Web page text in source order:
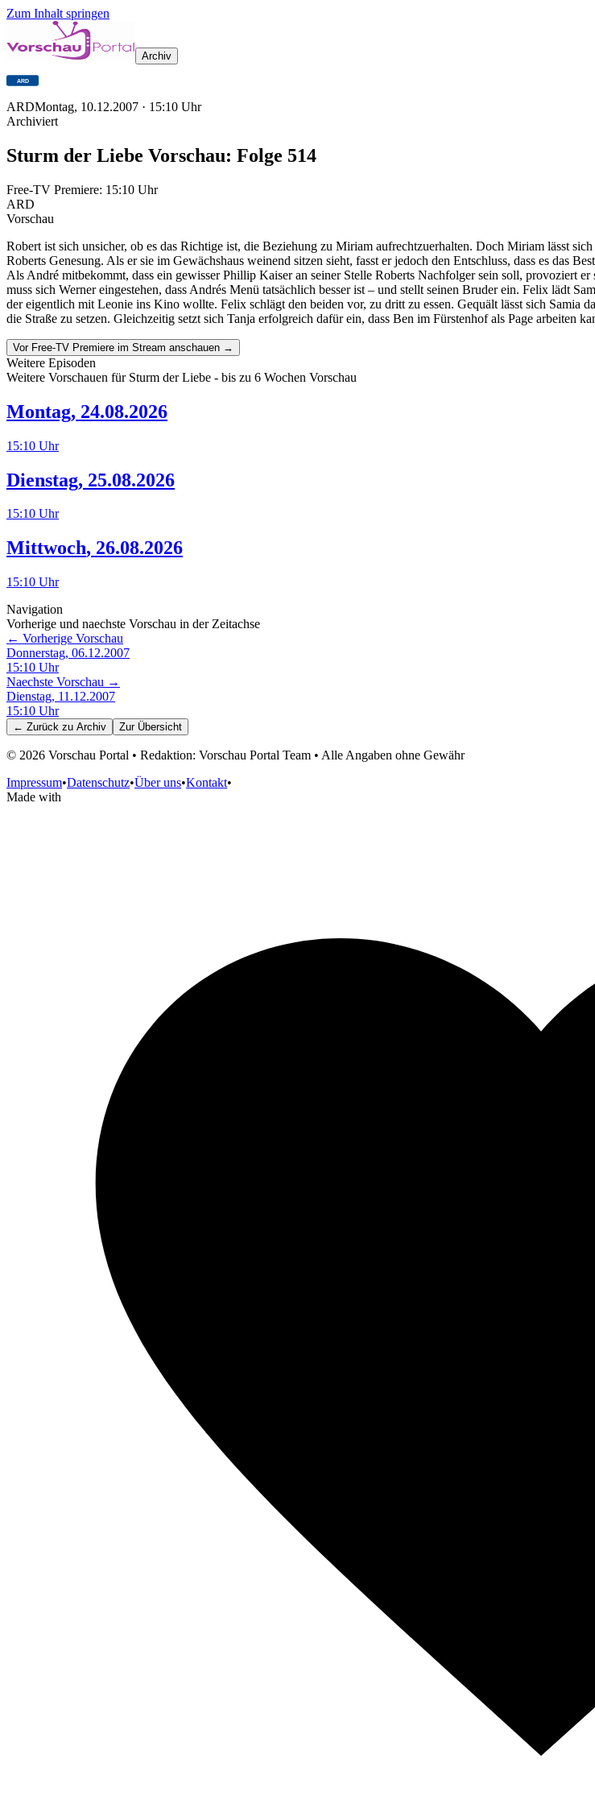
Zum Inhalt springen
Archiv
ARDMontag, 10.12.2007 · 15:10 Uhr
Archiviert
Sturm der Liebe Vorschau: Folge 514
Free-TV Premiere: 15:10 Uhr
ARD
Vorschau
Robert ist sich unsicher, ob es das Richtige ist, die Beziehung zu Miriam aufrechtzuerhalten. Doch Miriam lässt
Roberts Genesung. Als er sie im Gewächshaus weinend sitzen sieht, fasst er jedoch den Entschluss, dass es das
Als André mitbekommt, dass ein gewisser Phillip Kaiser an seiner Stelle Roberts Nachfolger sein soll, provoziert
muss sich Werner eingestehen, dass Andrés Menü tatsächlich besser ist – und stellt seinen Bruder ein. Felix lädt
der eigentlich mit Leonie ins Kino wollte. Felix schlägt den beiden vor, zu dritt zu essen. Gequält lässt sich
die Straße zu setzen. Gleichzeitig setzt sich Tanja erfolgreich dafür ein, dass Ben im Fürstenhof als Page arbeiten
Vor Free-TV Premiere im Stream anschauen →
Weitere Episoden
Weitere Vorschauen für Sturm der Liebe - bis zu 6 Wochen Vorschau
Montag, 24.08.2026
15:10 Uhr
Dienstag, 25.08.2026
15:10 Uhr
Mittwoch, 26.08.2026
15:10 Uhr
Navigation
Vorherige und naechste Vorschau in der Zeitachse
← Vorherige Vorschau
Donnerstag, 06.12.2007
15:10 Uhr
Naechste Vorschau →
Dienstag, 11.12.2007
15:10 Uhr
← Zurück zu Archiv Zur Übersicht
© 2026 Vorschau Portal • Redaktion: Vorschau Portal Team • Alle Angaben ohne Gewähr
Impressum•Datenschutz•Über uns•Kontakt•
Made with